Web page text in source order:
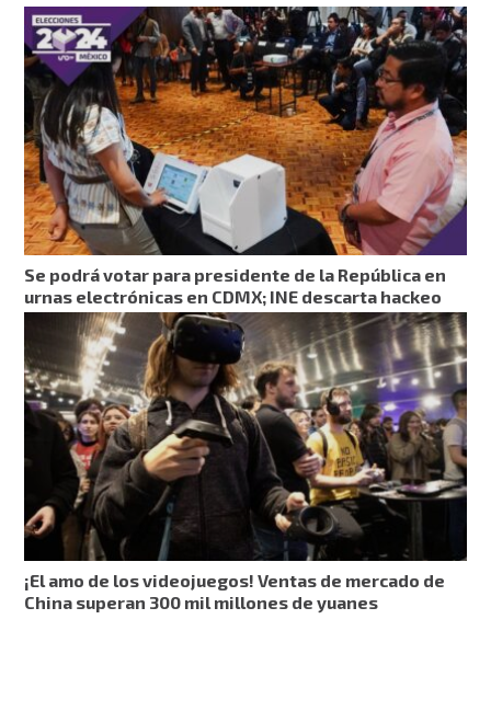
Se podrá votar para presidente de la República en
urnas electrónicas en CDMX; INE descarta hackeo
¡El amo de los videojuegos! Ventas de mercado de
China superan 300 mil millones de yuanes